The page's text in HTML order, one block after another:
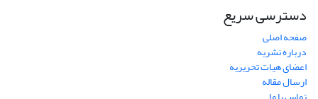
دسترسی سریع
صفحه اصلی
درباره نشریه
اعضای هیات تحریریه
ارسال مقاله